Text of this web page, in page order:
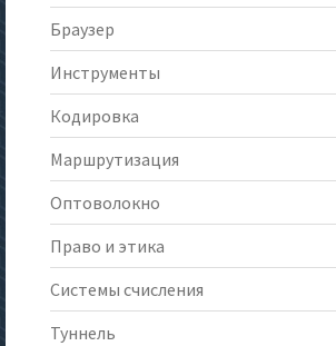
Браузер
Инструменты
Кодировка
Маршрутизация
Оптоволокно
Право и этика
Системы счисления
Туннель